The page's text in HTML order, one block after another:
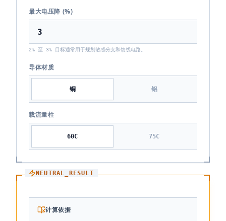
最大电压降 (%)
2% 至 3% 目标通常用于规划敏感分支和馈线电路。
导体材质
铜 铝
载流量柱
60C 75C
NEUTRAL_RESULT
计算依据